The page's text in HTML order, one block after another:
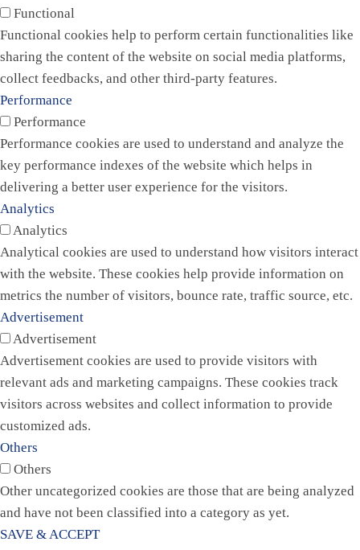
Functional
Functional cookies help to perform certain functionalities like
sharing the content of the website on social media platforms,
collect feedbacks, and other third-party features.
Performance
Performance
Performance cookies are used to understand and analyze the
key performance indexes of the website which helps in
delivering a better user experience for the visitors.
Analytics
Analytics
Analytical cookies are used to understand how visitors interact
with the website. These cookies help provide information on
metrics the number of visitors, bounce rate, traffic source, etc.
Advertisement
Advertisement
Advertisement cookies are used to provide visitors with
relevant ads and marketing campaigns. These cookies track
visitors across websites and collect information to provide
customized ads.
Others
Others
Other uncategorized cookies are those that are being analyzed
and have not been classified into a category as yet.
SAVE & ACCEPT